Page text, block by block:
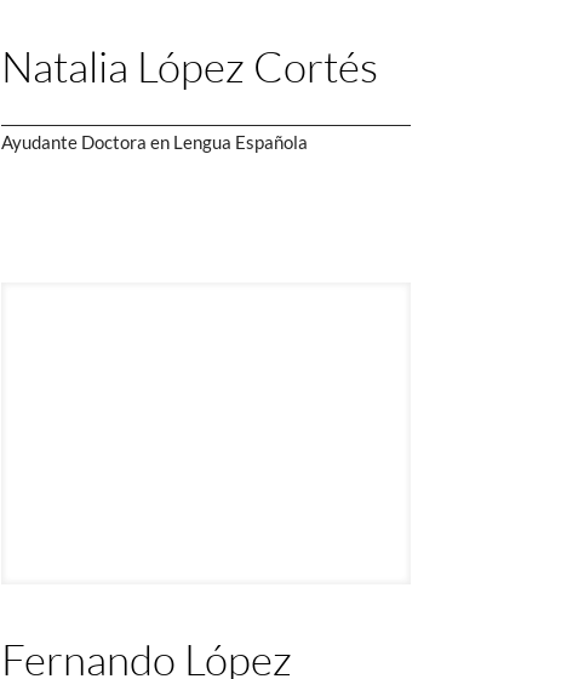
Natalia López Cortés
Ayudante Doctora en Lengua Española
Fernando López